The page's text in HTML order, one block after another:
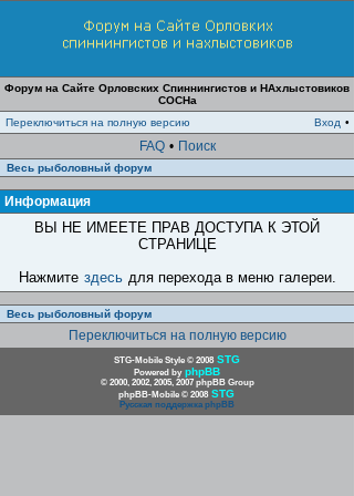
Форум на Сайте Орловских Спиннингистов и НАхлыстовиков
СОСНа
Переключиться на полную версию
Вход •
FAQ • Поиск
Весь рыболовный форум
Информация
ВЫ НЕ ИМЕЕТЕ ПРАВ ДОСТУПА К ЭТОЙ
СТРАНИЦЕ
Нажмите здесь для перехода в меню галереи.
Весь рыболовный форум
Переключиться на полную версию
STG-Mobile Style © 2008 STG
Powered by phpBB
© 2000, 2002, 2005, 2007 phpBB Group
phpBB-Mobile © 2008 STG
Русская поддержка phpBB